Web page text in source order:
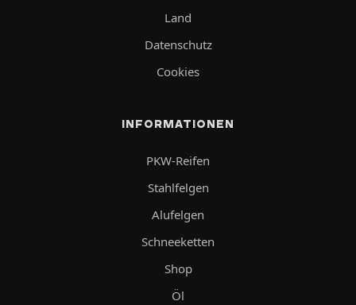
Land
Datenschutz
Cookies
INFORMATIONEN
PKW-Reifen
Stahlfelgen
Alufelgen
Schneeketten
Shop
Öl